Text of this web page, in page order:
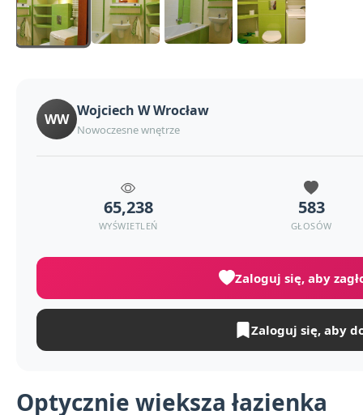
Optycznie wieksza łazienka
WW Wojciech W Wrocław
Nowoczesne wnętrze
65,238
WYŚWIETLEŃ
583
GŁOSÓW
Zaloguj się, aby
Zaloguj się, aby